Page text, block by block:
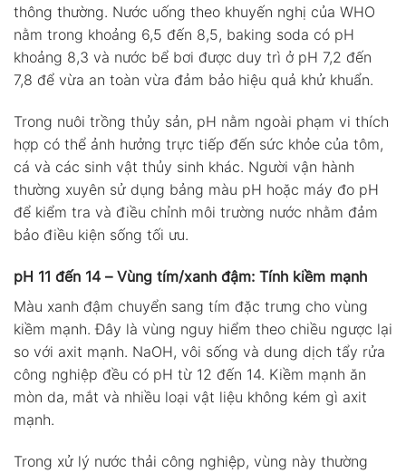
thông thường. Nước uống theo khuyến nghị của WHO
nằm trong khoảng 6,5 đến 8,5, baking soda có pH
khoảng 8,3 và nước bể bơi được duy trì ở pH 7,2 đến
7,8 để vừa an toàn vừa đảm bảo hiệu quả khử khuẩn.
Trong nuôi trồng thủy sản, pH nằm ngoài phạm vi thích
hợp có thể ảnh hưởng trực tiếp đến sức khỏe của tôm,
cá và các sinh vật thủy sinh khác. Người vận hành
thường xuyên sử dụng bảng màu pH hoặc máy đo pH
để kiểm tra và điều chỉnh môi trường nước nhằm đảm
bảo điều kiện sống tối ưu.
pH 11 đến 14 – Vùng tím/xanh đậm: Tính kiềm mạnh
Màu xanh đậm chuyển sang tím đặc trưng cho vùng
kiềm mạnh. Đây là vùng nguy hiểm theo chiều ngược lại
so với axit mạnh. NaOH, vôi sống và dung dịch tẩy rửa
công nghiệp đều có pH từ 12 đến 14. Kiềm mạnh ăn
mòn da, mắt và nhiều loại vật liệu không kém gì axit
mạnh.
Trong xử lý nước thải công nghiệp, vùng này thường